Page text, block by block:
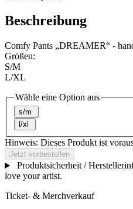
Beschreibung
Comfy Pants „DREAMER“ -
Größen:
S/M
L/XL
Wähle eine Option aus
s/m
l/xl
Hinweis: Dieses Produkt ist
Jetzt vorbestellen
Produktsicherheit /
love your artist.
Ticket- & Merchverkauf